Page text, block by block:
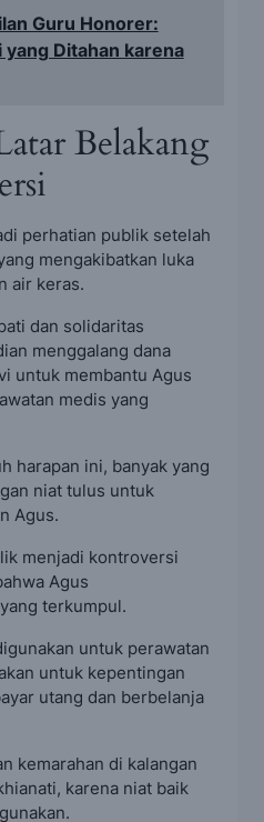
Guru Honorer:
yang Ditahan karena
Belakang
perhatian publik setelah
mengakibatkan luka
air keras.
dan solidaritas
menggalang dana
untuk membantu Agus
medis yang
harapan ini, banyak yang
niat tulus untuk
Agus.
menjadi kontroversi
Agus
terkumpul.
untuk perawatan
untuk kepentingan
utang dan berbelanja
kemarahan di kalangan
karena niat baik